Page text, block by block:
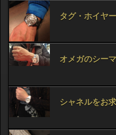
シャネルをお